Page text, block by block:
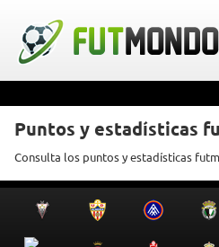
Puntos y estadísticas
Consulta los puntos y estadísticas